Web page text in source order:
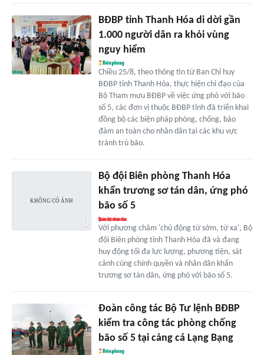
BĐBP tỉnh Thanh Hóa di dời gần
1.000 người dân ra khỏi vùng
nguy hiểm
Chiều 25/8, theo thông tin từ Ban Chỉ huy
BĐBP tỉnh Thanh Hóa, thực hiện chỉ đạo của
Bộ Tham mưu BĐBP về việc ứng phó với bão
số 5, các đơn vị thuộc BĐBP tỉnh đã triển khai
đồng bộ các biện pháp phòng, chống, bảo
đảm an toàn cho nhân dân tại các khu vực
tránh trú bão.
Bộ đội Biên phòng Thanh Hóa
khẩn trương sơ tán dân, ứng phó
bão số 5
Với phương châm 'chủ động từ sớm, từ xa', Bộ
đội Biên phòng tỉnh Thanh Hóa đã và đang
huy động tối đa lực lượng, phương tiện, sát
cánh cùng chính quyền và nhân dân khẩn
trương sơ tán dân, ứng phó với bão số 5.
Đoàn công tác Bộ Tư lệnh BĐBP
kiểm tra công tác phòng chống
bão số 5 tại cảng cá Lạng Bạng